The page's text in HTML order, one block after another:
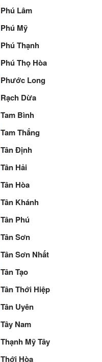
Phú Lâm
Phú Mỹ
Phú Thạnh
Phú Thọ Hòa
Phước Long
Rạch Dừa
Tam Bình
Tam Thắng
Tân Định
Tân Hải
Tân Hòa
Tân Khánh
Tân Phú
Tân Sơn
Tân Sơn Nhất
Tân Tạo
Tân Thới Hiệp
Tân Uyên
Tây Nam
Thạnh Mỹ Tây
Thới Hòa